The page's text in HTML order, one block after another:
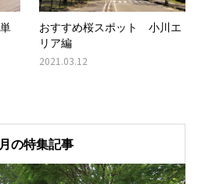
おすすめ桜スポット 小川エ
リア編
2021.03.12
の特集記事